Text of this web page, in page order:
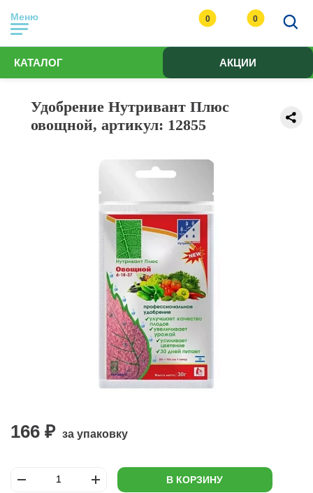
Меню 0 0
КАТАЛОГ АКЦИИ
Удобрение Нутривант Плюс
овощной, артикул: 12855
166 ₽ за упаковку
В КОРЗИНУ